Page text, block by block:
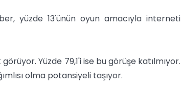
yüzde 13'ünün oyun amacıyla interneti
Yüzde 79,1'i ise bu görüşe katılmıyor.
olma potansiyeli taşıyor.